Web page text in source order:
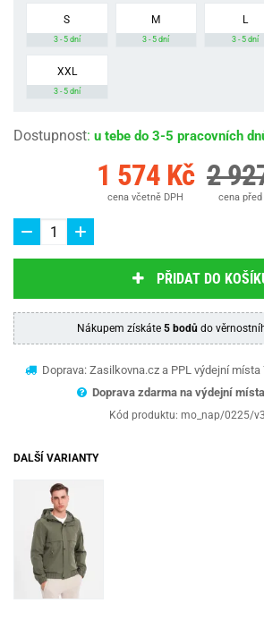
S
3 - 5 dní
M
3 - 5 dní
L
3 - 5 dní
XXL
3 - 5 dní
Dostupnost: u tebe do 3-5 pracovních
1 574 Kč
cena včetně DPH
2
cena
PŘIDAT DO
Nákupem získáte 5 bodů do
Doprava: Zasilkovna.cz a PPL výdejní místa
Doprava zdarma na výdejní
Kód produktu: mo_nap/0225/
DALŠÍ VARIANTY